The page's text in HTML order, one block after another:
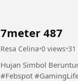
7meter 487
Resa Celina•0 views•
Hujan Simbol
#Febspot